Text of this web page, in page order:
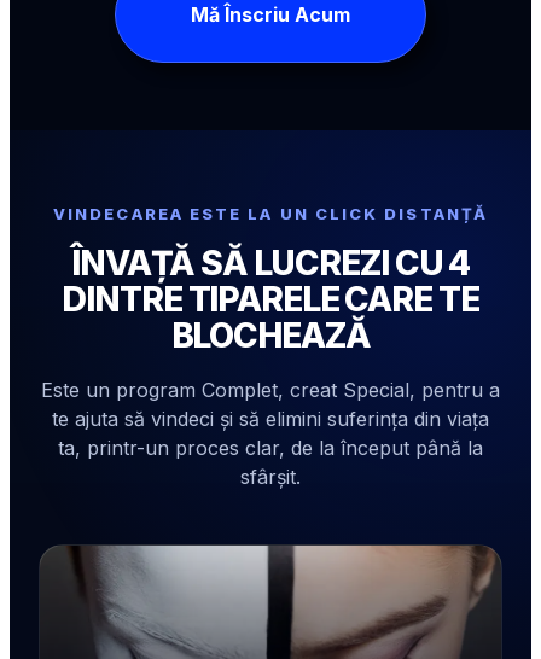
Mă Înscriu Acum
VINDECAREA ESTE LA UN CLICK DISTANȚĂ
ÎNVAȚĂ SĂ LUCREZI CU 4
DINTRE TIPARELE CARE TE
BLOCHEAZĂ
Este un program Complet, creat Special, pentru a
te ajuta să vindeci și să elimini suferința din viața
ta, printr-un proces clar, de la început până la
sfârșit.